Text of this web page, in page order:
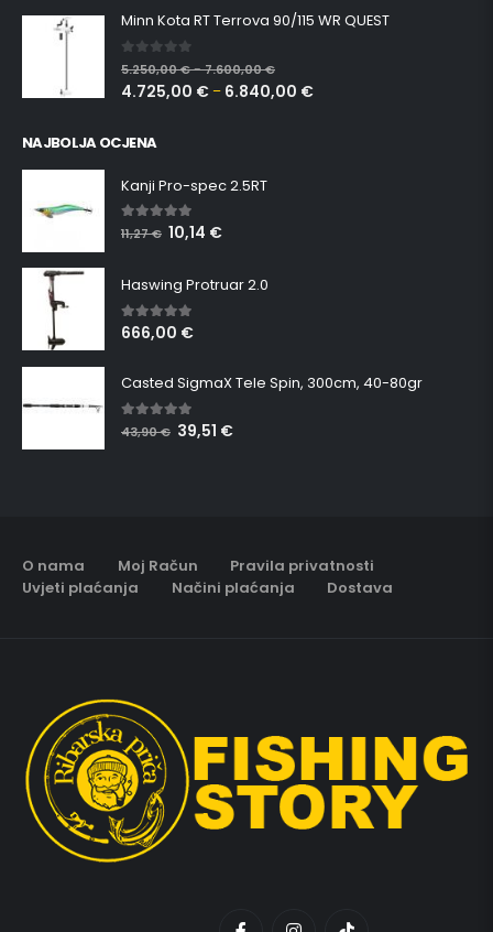
Minn Kota RT Terrova 90/115 WR QUEST
0 out of 5
5.250,00€–7.600,00€
4.725,00 € – 6.840,00 €
NAJBOLJA OCJENA
Kanji Pro-spec 2.5RT
5.00out of 5
11,27€ 10,14 €
Haswing Protruar 2.0
5.00 out of 5
666,00 €
Casted SigmaX Tele Spin, 300cm, 40-80gr
5.00out of 5
43,90€ 39,51 €
O nama Moj Račun
Pravila privatnosti
Uvjeti plaćanja
Načini plaćanja Dostava